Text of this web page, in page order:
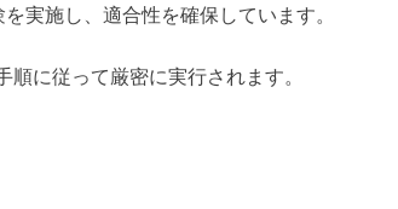
実施し、適合性を確保しています。
に従って厳密に実行されます。